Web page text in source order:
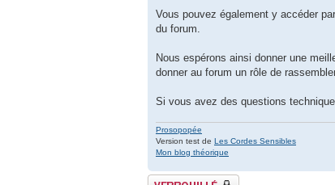
Vous pouvez également y accéder
du forum.
Nous espérons ainsi donner une
donner au forum un rôle de
Si vous avez des questions
Prosopopée
Version test de Les Cordes Sensibles
Mon blog théorique
Sujet verrouillé